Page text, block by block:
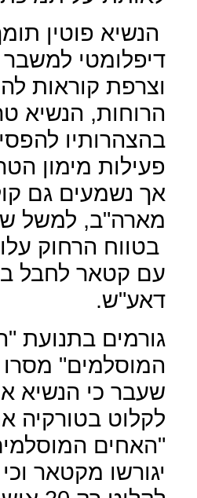
הנשיא פוטין
דיפלומטי למשבר
וצרפת קוראות
הרוחות, הנשיא
בהצהרותיו
פעילות מימון
אך נשמעים גם
מארה"ב, למשל
בטווח הרחוק
עם קטאר לחבל
דאע"ש.
גורמים בתנועת
המוסלמים"
שעבר כי הנשיא
לקלוט בטורקיה
"האחים
יגורשו מקטאר